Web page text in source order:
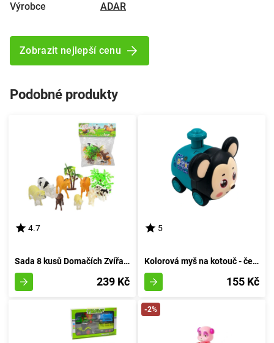
Výrobce ADAR
Zobrazit nejlepší cenu
Podobné produkty
4.7
Sada 8 kusů Domačích Zvířat z Venkovské usedlosti
239 Kč
5
Kolorová myš na kotouč - červená
155 Kč
-2%